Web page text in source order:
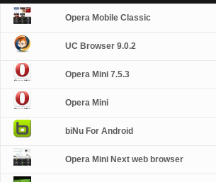
Opera Mobile Classic
UC Browser 9.0.2
Opera Mini 7.5.3
Opera Mini
biNu For Android
Opera Mini Next web browser